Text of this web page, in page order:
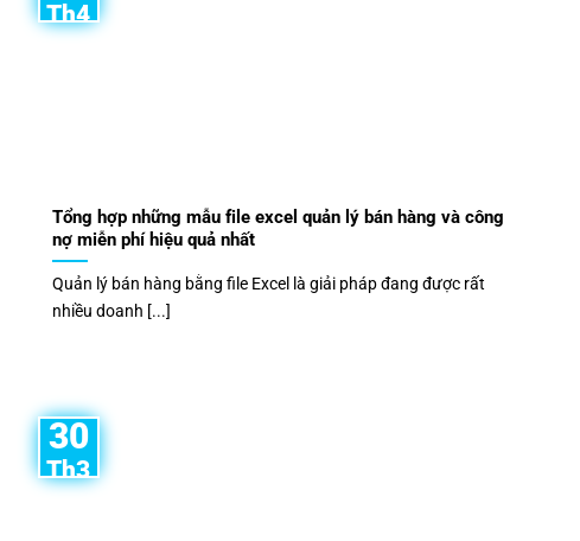
Tổng hợp những mẫu file excel quản lý bán hàng và công
nợ miễn phí hiệu quả nhất
Quản lý bán hàng bằng file Excel là giải pháp đang được rất
nhiều doanh [...]
Th4
30
Th3